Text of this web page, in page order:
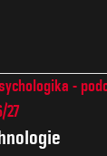
-
27